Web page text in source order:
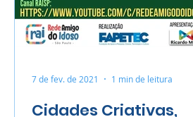
Cidades Criativas,
7 de fev. de 2021 1 min de leitura